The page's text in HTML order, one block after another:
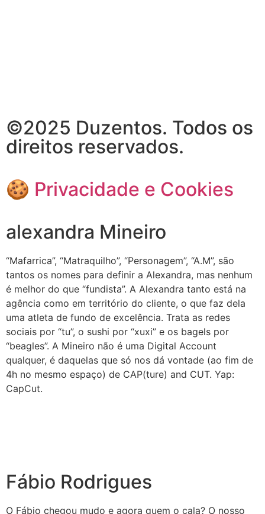
©2025 Duzentos. Todos os
direitos reservados.
🍪 Privacidade e Cookies
alexandra Mineiro
“Mafarrica”, “Matraquilho”, “Personagem”, “A.M”, são
tantos os nomes para definir a Alexandra, mas nenhum
é melhor do que “fundista”. A Alexandra tanto está na
agência como em território do cliente, o que faz dela
uma atleta de fundo de excelência. Trata as redes
sociais por “tu”, o sushi por “xuxi” e os bagels por
“beagles”. A Mineiro não é uma Digital Account
qualquer, é daquelas que só nos dá vontade (ao fim de
4h no mesmo espaço) de CAP(ture) and CUT. Yap:
CapCut.
Fábio Rodrigues
O Fábio chegou mudo e agora quem o cala? O nosso